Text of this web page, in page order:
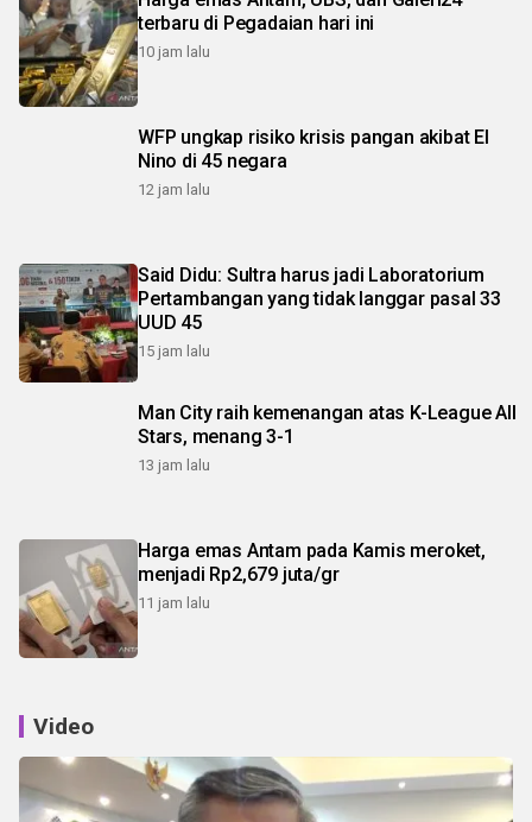
terbaru di Pegadaian hari ini
10 jam lalu
WFP ungkap risiko krisis pangan akibat El
Nino di 45 negara
12 jam lalu
Said Didu: Sultra harus jadi Laboratorium
Pertambangan yang tidak langgar pasal 33
UUD 45
15 jam lalu
Man City raih kemenangan atas K-League All
Stars, menang 3-1
13 jam lalu
Harga emas Antam pada Kamis meroket,
menjadi Rp2,679 juta/gr
11 jam lalu
Video